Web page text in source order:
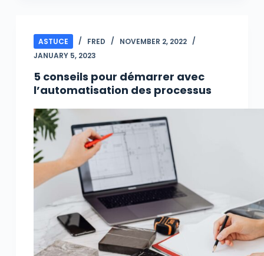
ASTUCE FRED
NOVEMBER 2, 2022
JANUARY 5, 2023
5 conseils pour démarrer avec
l’automatisation des processus